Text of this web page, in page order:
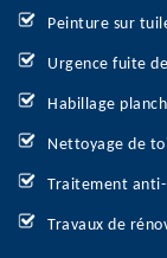
Peinture sur
Urgence fuite
Habillage
Nettoyage de
Traitement
Travaux de